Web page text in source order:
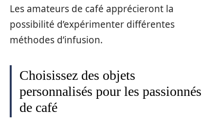
Les amateurs de café apprécieront la
possibilité d’expérimenter différentes
méthodes d’infusion.
Choisissez des objets
personnalisés pour les passionnés
de café